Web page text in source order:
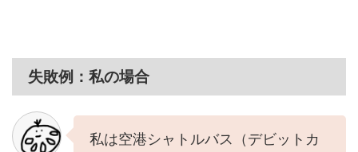
失敗例：私の場合
私は空港シャトルバス（デビットカ